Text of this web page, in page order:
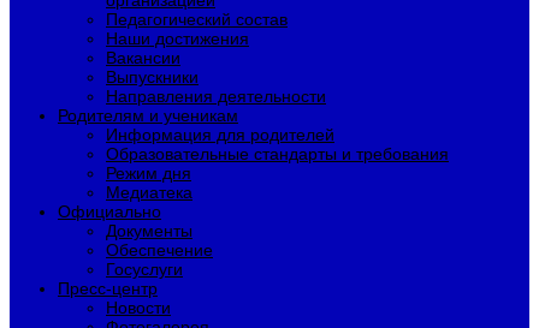
Педагогический состав
Наши достижения
Вакансии
Выпускники
Направления деятельности
Родителям и ученикам
Информация для родителей
Образовательные стандарты и требования
Режим дня
Медиатека
Официально
Документы
Обеспечение
Госуслуги
Пресс-центр
Новости